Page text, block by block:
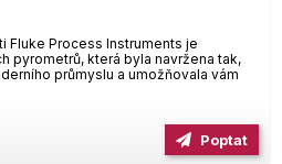
Fluke Process Instruments je
pyrometrů, která byla navržena tak,
průmyslu a umožňovala vám
Poptat